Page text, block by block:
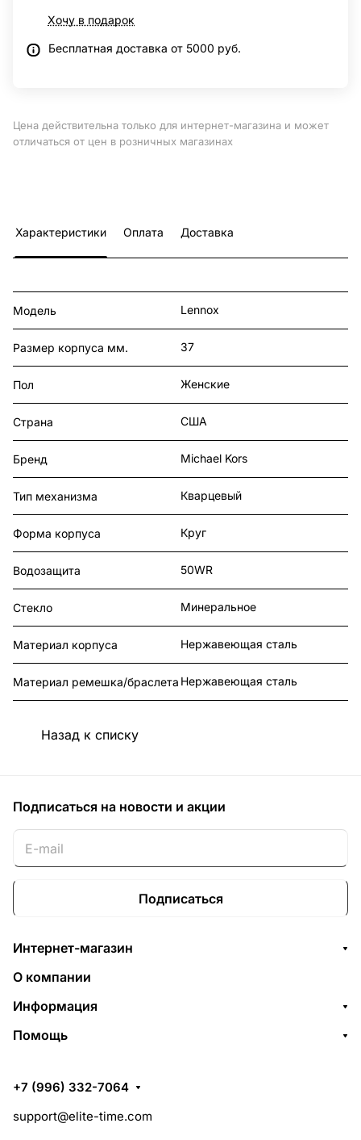
Хочу в подарок
Бесплатная доставка от 5000 руб.
Цена действительна только для интернет-магазина и может
отличаться от цен в розничных магазинах
Характеристики Оплата Доставка
Модель Lennox
Размер корпуса мм. 37
Пол Женские
Страна США
Бренд Michael Kors
Тип механизма Кварцевый
Форма корпуса Круг
Водозащита 50WR
Стекло Минеральное
Материал корпуса Нержавеющая сталь
Материал ремешка/браслета Нержавеющая сталь
Назад к списку
Подписаться на новости и акции
Подписаться
Интернет-магазин
О компании
Информация
Помощь
+7 (996) 332-7064
support@elite-time.com